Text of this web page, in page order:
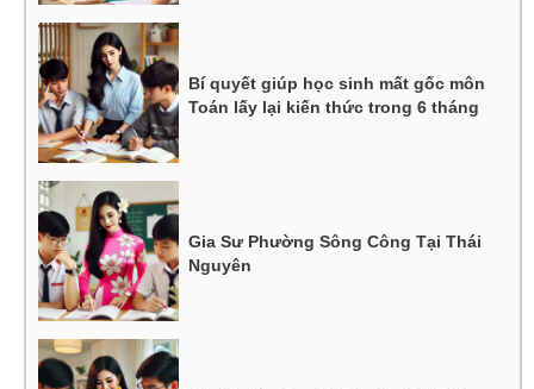
Bí quyết giúp học sinh mất gốc môn
Toán lấy lại kiến thức trong 6 tháng
Gia Sư Phường Sông Công Tại Thái
Nguyên